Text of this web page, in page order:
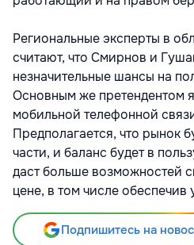
Региональные эксперты в
считают, что Смирнов и
незначительные шансы на
Основным же претендентом
мобильной телефонной
Предполагается, что рынок
части, и баланс будет в
даст больше возможностей
цене, в том числе обеспечив
Подпишитесь на